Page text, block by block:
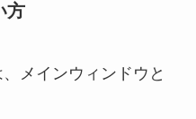
方
メインウィンドウと